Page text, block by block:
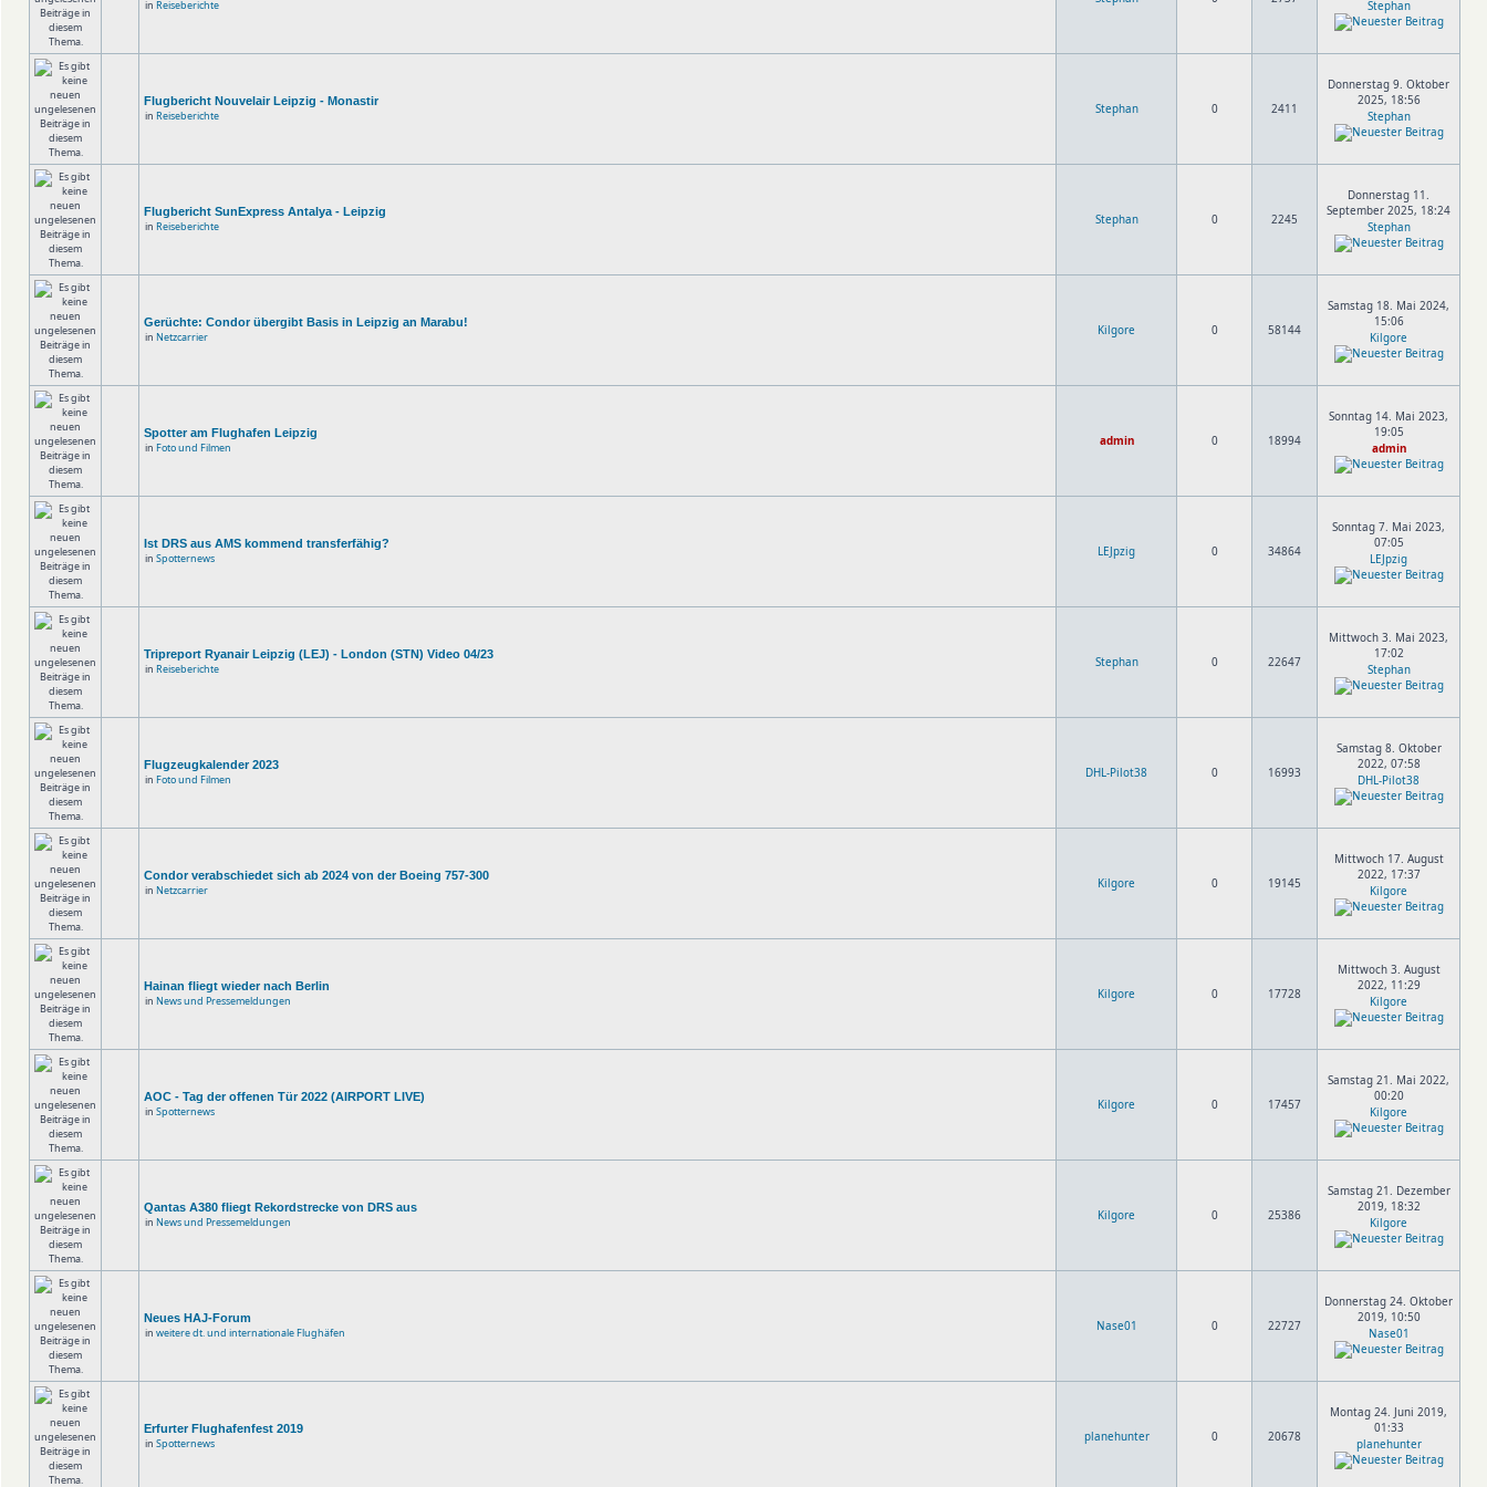
in Reiseberichte
Stephan
Flugbericht Nouvelair Leipzig - Monastir
in Reiseberichte Stephan 0 2411
Donnerstag 9. Oktober
2025, 18:56
Stephan
Flugbericht SunExpress Antalya - Leipzig
in Reiseberichte Stephan 0 2245
Donnerstag 11.
September 2025, 18:24
Stephan
Gerüchte: Condor übergibt Basis in Leipzig an Marabu!
in Netzcarrier Kilgore 0 58144
Samstag 18. Mai 2024,
15:06
Kilgore
Spotter am Flughafen Leipzig
in Foto und Filmen admin 0 18994
Sonntag 14. Mai 2023,
19:05
admin
Ist DRS aus AMS kommend transferfähig?
in Spotternews LEJpzig 0 34864
Sonntag 7. Mai 2023,
07:05
LEJpzig
Tripreport Ryanair Leipzig (LEJ) - London (STN) Video 04/23
in Reiseberichte Stephan 0 22647
Mittwoch 3. Mai 2023,
17:02
Stephan
Flugzeugkalender 2023
in Foto und Filmen DHL-Pilot38 0 16993
Samstag 8. Oktober
2022, 07:58
DHL-Pilot38
Condor verabschiedet sich ab 2024 von der Boeing 757-300
in Netzcarrier Kilgore 0 19145
Mittwoch 17. August
2022, 17:37
Kilgore
Hainan fliegt wieder nach Berlin
in News und Pressemeldungen Kilgore 0 17728
Mittwoch 3. August
2022, 11:29
Kilgore
AOC - Tag der offenen Tür 2022 (AIRPORT LIVE)
in Spotternews Kilgore 0 17457
Samstag 21. Mai 2022,
00:20
Kilgore
Qantas A380 fliegt Rekordstrecke von DRS aus
in News und Pressemeldungen Kilgore 0 25386
Samstag 21. Dezember
2019, 18:32
Kilgore
Neues HAJ-Forum
in weitere dt. und internationale Flughäfen Nase01 0 22727
Donnerstag 24. Oktober
2019, 10:50
Nase01
Erfurter Flughafenfest 2019
in Spotternews planehunter 0 20678
Montag 24. Juni 2019,
01:33
planehunter